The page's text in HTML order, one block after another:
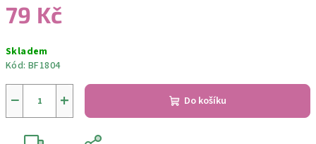
79 Kč
cena:
Skladem
Kód: BF1804
+
− Do košíku